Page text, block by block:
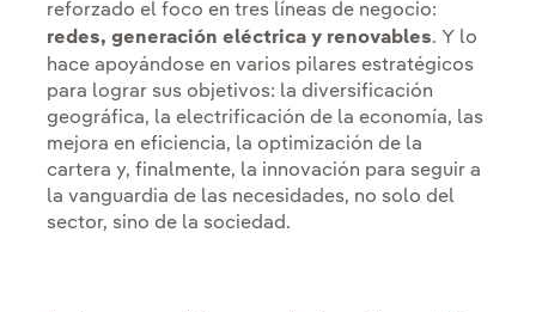
reforzado el foco en tres líneas de negocio:
redes, generación eléctrica y renovables. Y lo
hace apoyándose en varios pilares estratégicos
para lograr sus objetivos: la diversificación
geográfica, la electrificación de la economía, las
mejora en eficiencia, la optimización de la
cartera y, finalmente, la innovación para seguir a
la vanguardia de las necesidades, no solo del
sector, sino de la sociedad.